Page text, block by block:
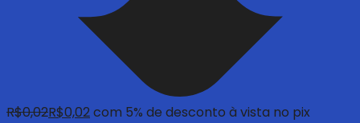
R$0,02R$0,02com 5% de desconto à vista no pix